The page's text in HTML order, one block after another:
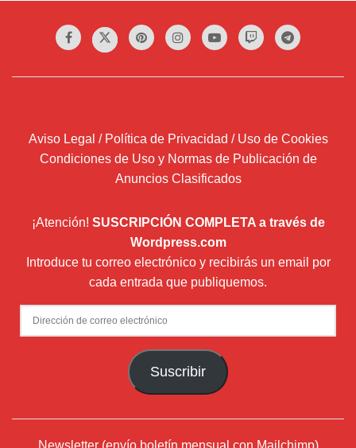
Aviso Legal / Política de Privacidad / Uso de Cookies
Condiciones de Uso y Normas de Publicación de
Anuncios Clasificados
¡Atención! SUSCRIPCIÓN COMPLETA a través de
Wordpress.com
Introduce tu correo electrónico y recibirás un email por
cada entrada que publiquemos.
Dirección
de
Suscribir
Newsletter (envío boletín mensual con Mailchimp)